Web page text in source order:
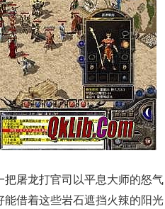
屠龙打官司以平息大师的怒
能借着这些岩石遮挡火辣的阳